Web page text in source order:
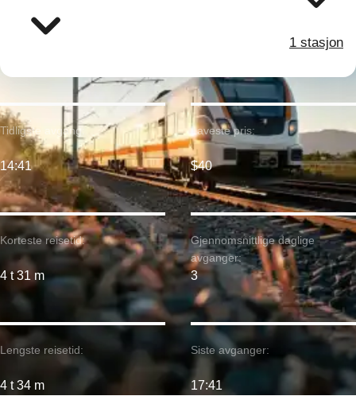
1 stasjon
Korteste reisetid:
4 t 31 m
Tidligste avgang:
14:41
Lengste reisetid:
4 t 34 m
Laveste pris:
$40
Gjennomsnittlige daglige
avganger:
3
Siste avganger:
17:41